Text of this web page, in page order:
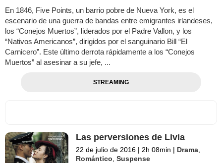
En 1846, Five Points, un barrio pobre de Nueva York, es el
escenario de una guerra de bandas entre emigrantes irlandeses,
los “Conejos Muertos”, liderados por el Padre Vallon, y los
“Nativos Americanos”, dirigidos por el sanguinario Bill “El
Carnicero”. Este último derrota rápidamente a los “Conejos
Muertos” al asesinar a su jefe, ...
STREAMING
Las perversiones de Livia
22 de julio de 2016 | 2h 08min | Drama
Romántico ,Suspense